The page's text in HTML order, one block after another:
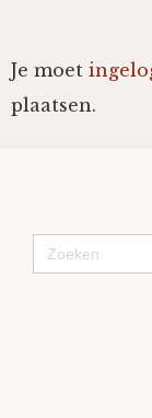
SirTeddy
Sunniva
Je moet
plaatsen.
Zoek
naar: